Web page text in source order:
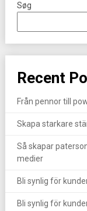
Søg
Recent
Från pennor till
Skapa starkare
Så skapar
medier
Bli synlig för
Bli synlig för